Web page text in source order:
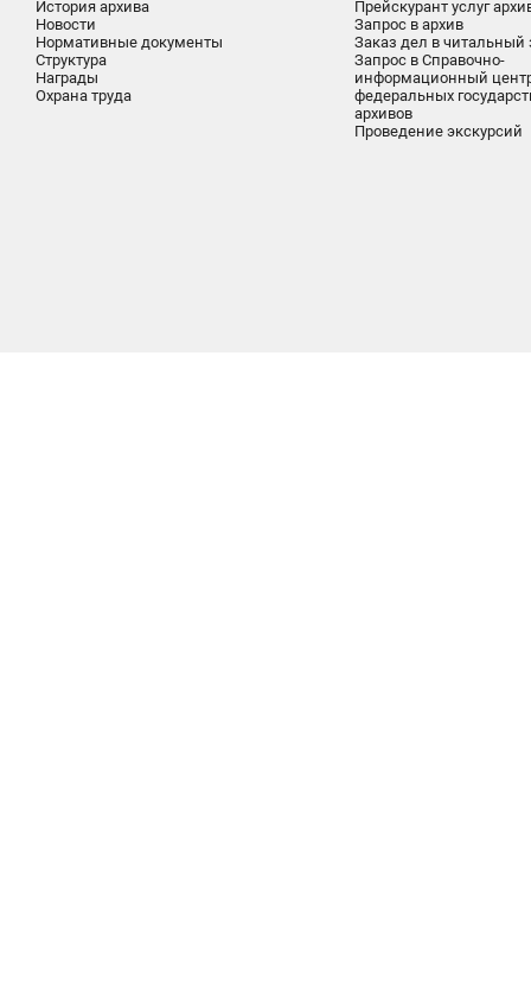
История архива
Новости
Нормативные документы
Структура
Награды
Охрана труда
Прейскурант услуг
Запрос в архив
Заказ дел в читальный
Запрос в Справочно-
информационный
федеральных
архивов
Проведение экскурсий